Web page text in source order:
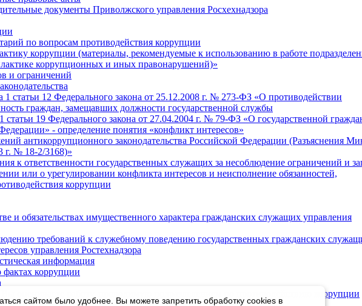
документы Приволжского управления Росхехнадзора
по вопросам противодействия коррупции
коррупции (материалы, рекомендуемые к использованию в работе
коррупционных и иных правонарушений)»
и ограничений
1 статьи 12 Федерального закона от 25.12.2008 г. № 273-ФЗ «О противодействии
граждан, замещавших должности государственной службы
статьи 19 Федерального закона от 27.04.2004 г. № 79-ФЗ «О государственной
- определение понятия «конфликт интересов»
антикоррупционного законодательства Российской Федерации (Разъяснения
г. № 18-2/3168)»
к ответственности государственных служащих за несоблюдение ограничений и
или о урегулировании конфликта интересов и неисполнение обязанностей,
коррупции
и обязательствах имущественного характера гражданских служащих управления
требований к служебному поведению государственных гражданских
управления Ростехнадзора
информация
фактах коррупции
Вы оцениваете работу, проводимую подразделением по противодействию коррупции
сайтом было удобнее. Вы можете запретить обработку cookies в